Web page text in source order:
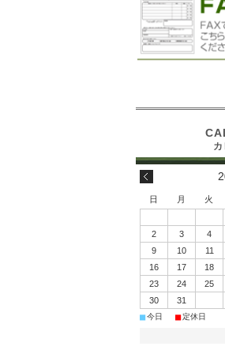
日 月 火
2
3 4
9
10 11
16
17 18
23
24 25
30
31
■今日 ■定休日